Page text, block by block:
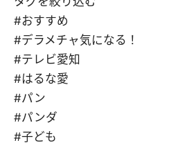
#おすすめ
#デラメチャ気になる！
#テレビ愛知
#はるな愛
#パン
#パンダ
#子ども